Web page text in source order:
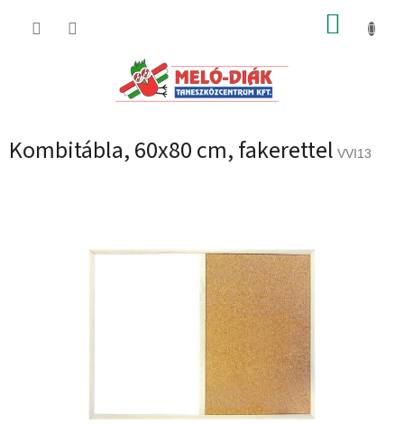
KOSÁR
Kombitábla, 60x80 cm, fakerettel VVI13